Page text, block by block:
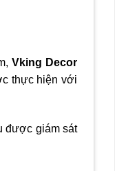
Vking Decor
thực hiện với
được giám sát